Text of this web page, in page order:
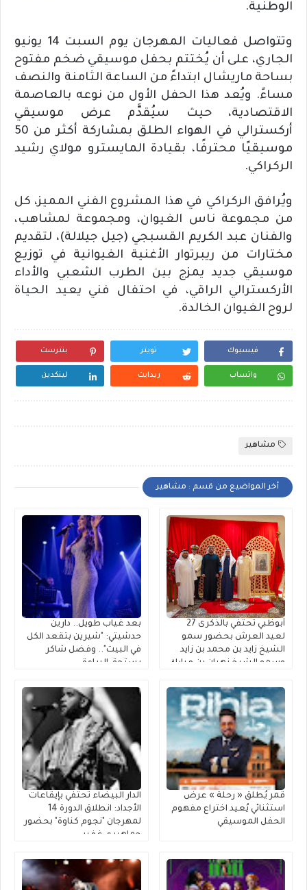
الوطنية.
وتتواصل فعاليات المهرجان يوم السبت 14 يونيو
الجاري، على أن يُختتم بحفل موسيقي ضخم مفتوح
بساحة ماريشال ابتداءً من الساعة الثامنة والنصف
مساءً. ويُعد هذا الحفل الأول من نوعه بالعاصمة
الاقتصادية، حيث سيُقدَّم عرض موسيقي
أركسترالي في الهواء الطلق بمشاركة أكثر من 50
موسيقيًا محترفًا، بقيادة المايسترو مولاي رشيد
الركراكي.
ويُرافق الركراكي في هذا المشروع الفني المميز، كل
من مجموعة ناس الغيوان، ومجموعة لمشاهب،
والفنان عبد الكريم القسبجي (جيل جيلالة)، لتقديم
مختارات من ريبرتوار الأغنية الغيوانية في توزيع
موسيقي جديد يمزج بين الطرب الشعبي والأداء
الأركسترالي الراقي، في احتفال فني يعيد الحياة
لروح الغيوان الخالدة.
فيسبوك تويتر بنترست
واتساب ريدايت لينكدين
مشاهير
أخر المواضيع من قسم : مشاهير
أبوظبي تحتفي بالذكرى 27
لعيد العرش بحضور سمو
الشيخ زايد بن محمد بن زايد
وسمو الشيخ نهيان بن مبارك
بعد غياب طويل.. دارين
حدشيتي: "شيرين بتقعد الكل
في البيت".. وفضل شاكر
يستحق البراءة
قمر يُطلق « رحلة » عرضٌ
استثنائي يُعيد اختراع مفهوم
الحفل الموسيقي
الدار البيضاء تحتفي بإيقاعات
الأجداد: انطلاق الدورة 14
لمهرجان "نجوم كناوة" بحضور
جماهيري غفير